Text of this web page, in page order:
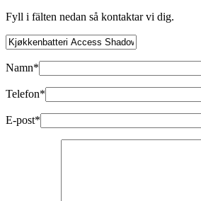
Fyll i fälten nedan så kontaktar vi dig.
Namn*
Telefon*
E-post*